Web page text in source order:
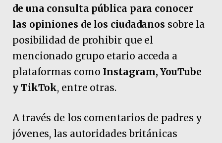
de una consulta pública para conocer
las opiniones de los ciudadanos sobre la
posibilidad de prohibir que el
mencionado grupo etario acceda a
plataformas como Instagram, YouTube
y TikTok, entre otras.
A través de los comentarios de padres y
jóvenes, las autoridades británicas